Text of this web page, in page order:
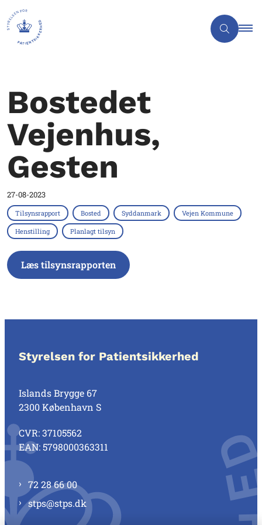
Bostedet
Vejenhus,
Gesten
27-08-2023
Tilsynsrapport Bosted Syddanmark Vejen Kommune
Henstilling Planlagt tilsyn
Læs tilsynsrapporten
Styrelsen for Patientsikkerhed
Islands Brygge 67
2300 København S
CVR: 37105562
EAN: 5798000363311
72 28 66 00
stps@stps.dk